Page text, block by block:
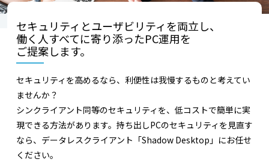
セキュリティとユーザビリティを両立し、
働く人すべてに寄り添ったPC運用を
ご提案します。
セキュリティを高めるなら、利便性は我慢するものと考えてい
ませんか？
シンクライアント同等のセキュリティを、低コストで簡単に実
現できる方法があります。持ち出しPCのセキュリティを見直す
なら、データレスクライアント「Shadow Desktop」にお任せ
ください。